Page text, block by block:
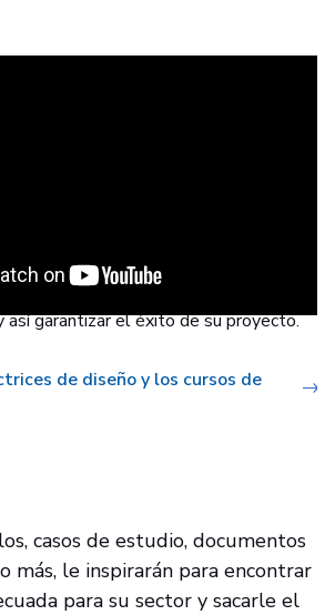
de una pieza. Descubra
que debe evitar al diseñar para la
así garantizar el éxito de su proyecto.
de diseño y los cursos de
casos de estudio, documentos
más, le inspirarán para encontrar
para su sector y sacarle el